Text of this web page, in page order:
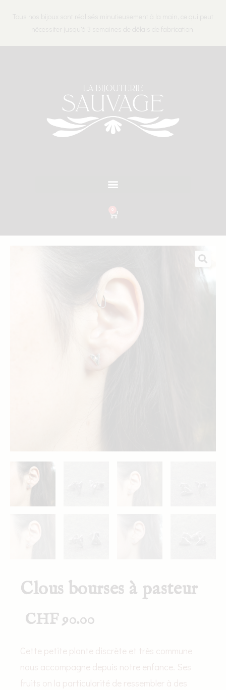
0
Clous bourses à pasteur
CHF90.00
Cette petite plante discrète et très commune
nous accompagne depuis notre enfance. Ses
fruits on la particularité de ressembler à des